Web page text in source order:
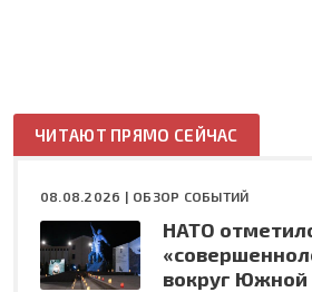
ЧИТАЮТ ПРЯМО СЕЙЧАС
08.08.2026 | ОБЗОР СОБЫТИЙ
НАТО
вокруг Южной